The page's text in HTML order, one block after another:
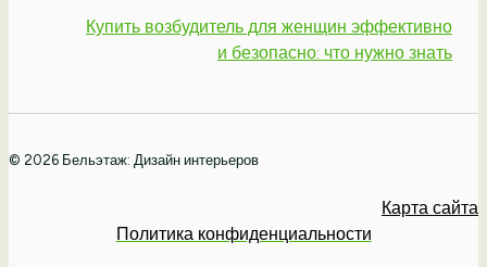
Купить возбудитель для женщин эффективно
и безопасно: что нужно знать
© 2026 Бельэтаж: Дизайн интерьеров
Карта сайта
Политика конфиденциальности